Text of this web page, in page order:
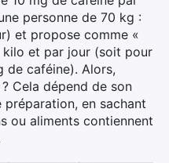
personne de 70 kg :
et propose comme «
et par jour (soit pour
de caféine). Alors,
Cela dépend de son
en sachant
ou aliments contiennent